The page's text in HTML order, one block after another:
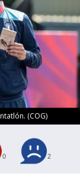
(COG)
0 2